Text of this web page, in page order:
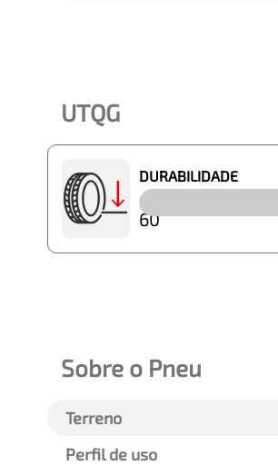
UTQG
DURABILIDADE
60
Sobre o Pneu
Terreno
Perfil de uso